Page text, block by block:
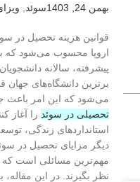
بهمن 24, 1403 سوئد
اروپا محسوب می‌شود که
پیشرفته، سالانه
برترین دانشگاه‌های جهان
می‌شود که این امر باعث
تحصیلی در سوئد را آغاز
استانداردهای زندگی،
دیگر مزایای تحصیل در
مهم‌ترین مسائلی است که
نظر بگیرند. در این